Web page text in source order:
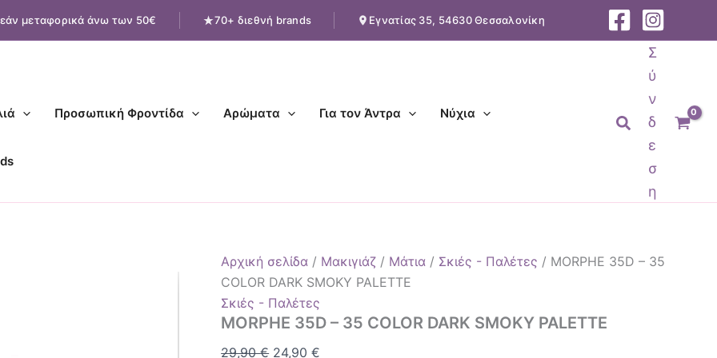
μεταφορικά άνω των 50€ 70+ διεθνή brands Εγνατίας 35, 54630 Θεσσαλονίκη
Προσωπική Φροντίδα Αρώματα Για τον Άντρα Νύχια Αναζήτηση
Σ
ύ
ν
δ
ε
σ
η
Αρχική σελίδα / Μακιγιάζ / Μάτια / Σκιές - Παλέτες / MORPHE 35D – 35
COLOR DARK SMOKY PALETTE
Σκιές - Παλέτες
MORPHE 35D – 35 COLOR DARK SMOKY PALETTE
29,90€ 24,90€
τρέχουσα
35D
-
PALETTE